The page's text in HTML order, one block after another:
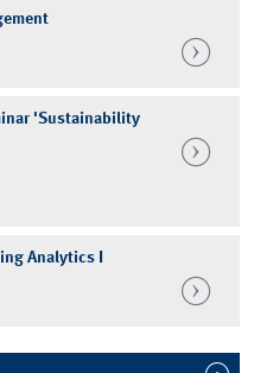
'Sustainability
Analytics I